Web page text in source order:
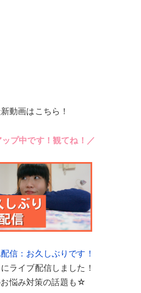
動画はこちら！
ップ中です！観てね！／
信：お久しぶりです！
ライブ配信しました！
悩み対策の話題も☆